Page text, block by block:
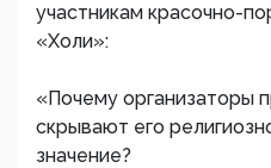
участникам красочно-
«Холи»:
«Почему организаторы
скрывают его
значение?